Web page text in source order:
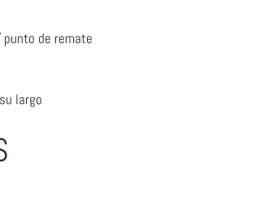
de remate
largo